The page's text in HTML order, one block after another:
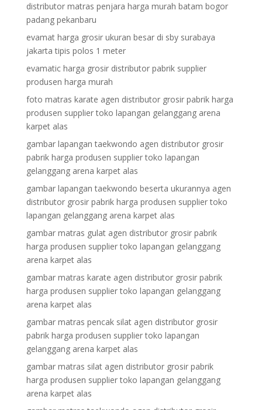
distributor matras penjara harga murah batam bogor
padang pekanbaru
evamat harga grosir ukuran besar di sby surabaya
jakarta tipis polos 1 meter
evamatic harga grosir distributor pabrik supplier
produsen harga murah
foto matras karate agen distributor grosir pabrik harga
produsen supplier toko lapangan gelanggang arena
karpet alas
gambar lapangan taekwondo agen distributor grosir
pabrik harga produsen supplier toko lapangan
gelanggang arena karpet alas
gambar lapangan taekwondo beserta ukurannya agen
distributor grosir pabrik harga produsen supplier toko
lapangan gelanggang arena karpet alas
gambar matras gulat agen distributor grosir pabrik
harga produsen supplier toko lapangan gelanggang
arena karpet alas
gambar matras karate agen distributor grosir pabrik
harga produsen supplier toko lapangan gelanggang
arena karpet alas
gambar matras pencak silat agen distributor grosir
pabrik harga produsen supplier toko lapangan
gelanggang arena karpet alas
gambar matras silat agen distributor grosir pabrik
harga produsen supplier toko lapangan gelanggang
arena karpet alas